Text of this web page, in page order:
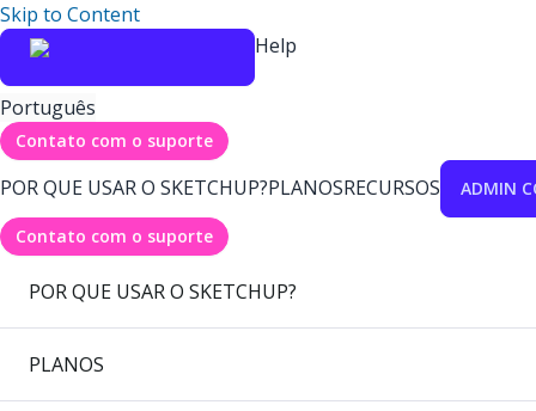
Skip to Content
Help
Português
Contato com o suporte
POR QUE USAR O SKETCHUP?PLANOSRECURSOS ADMIN
Contato com o suporte
POR QUE USAR O SKETCHUP?
PLANOS